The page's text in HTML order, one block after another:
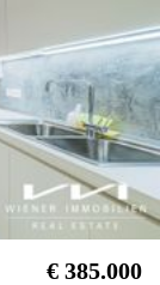
€ 385.000